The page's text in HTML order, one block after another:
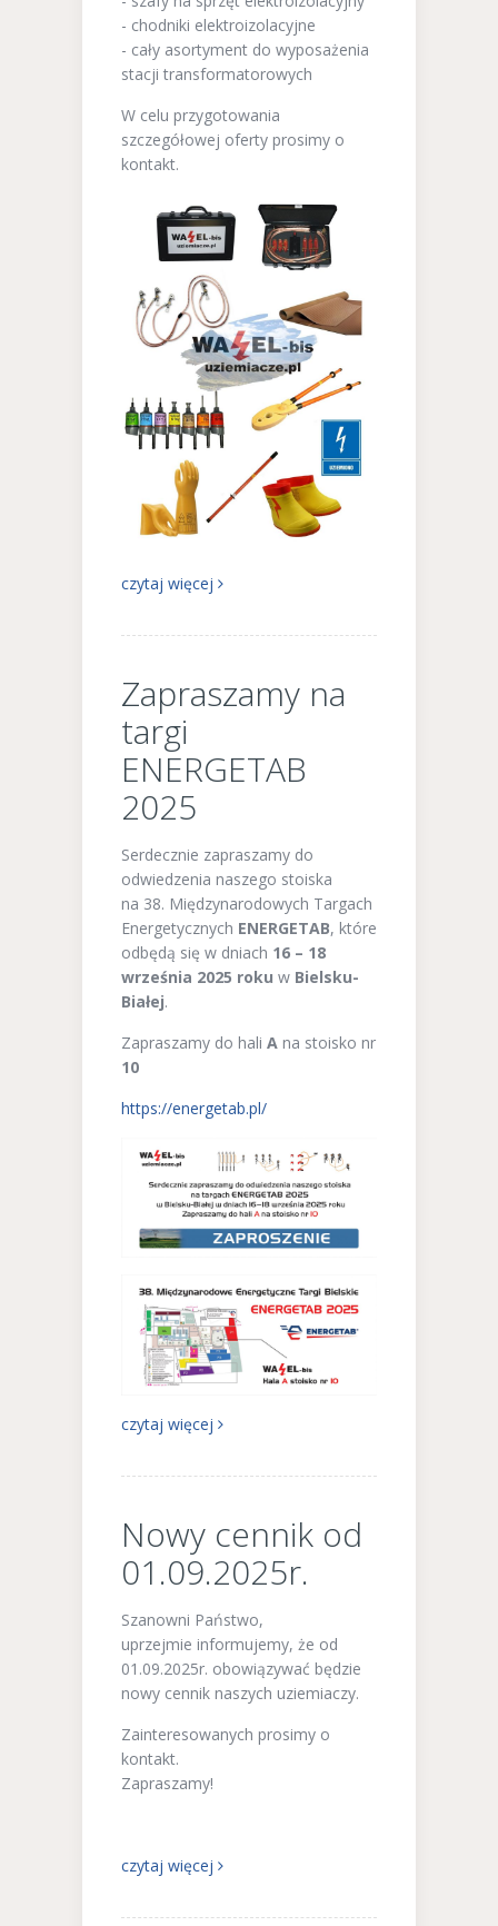
- chodniki elektroizolacyjne
- cały asortyment do wyposażenia
stacji transformatorowych
W celu przygotowania
szczegółowej oferty prosimy o
kontakt.
czytaj więcej
Zapraszamy na
targi
ENERGETAB
2025
Serdecznie zapraszamy do
odwiedzenia naszego stoiska
na 38. Międzynarodowych Targach
Energetycznych ENERGETAB, które
odbędą się w dniach 16 – 18
września 2025 roku w Bielsku-
Białej.
Zapraszamy do hali A na stoisko nr
10
https://energetab.pl/
czytaj więcej
Nowy cennik od
01.09.2025r.
Szanowni Państwo,
uprzejmie informujemy, że od
01.09.2025r. obowiązywać będzie
nowy cennik naszych uziemiaczy.
Zainteresowanych prosimy o
kontakt.
Zapraszamy!
czytaj więcej